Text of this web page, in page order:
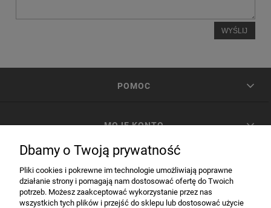
WYŚLIJ
POMOC
MOJE KONTO
INFORMACJE
Dbamy o Twoją prywatność
Pliki cookies i pokrewne im technologie umożliwiają poprawne
działanie strony i pomagają nam dostosować ofertę do Twoich
potrzeb. Możesz zaakceptować wykorzystanie przez nas
wszystkich tych plików i przejść do sklepu lub dostosować użycie